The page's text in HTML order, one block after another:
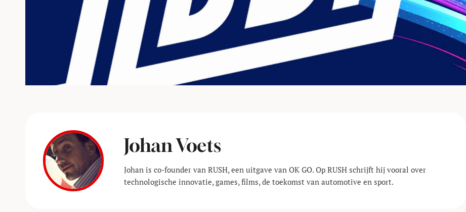
Johan Voets
Johan is co-founder van RUSH, een uitgave van OK GO. Op RUSH schrijft hij vooral over
technologische innovatie, games, films, de toekomst van automotive en sport.